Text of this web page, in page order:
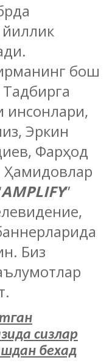
йиллик
бош
инсонлари,
Эркин
Фарҳод
Ҳамидовлар
AMPLIFY”
Биз
сизлар
бехад